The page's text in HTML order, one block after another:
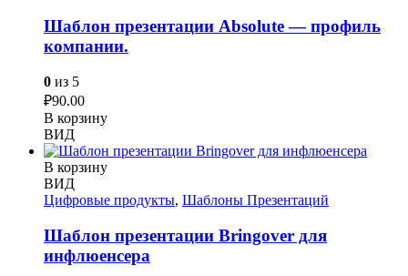
Шаблон презентации Absolute — профиль
компании.
0 из 5
₽90.00
В корзину
ВИД
В корзину
ВИД
Цифровые продукты, Шаблоны Презентаций
Шаблон презентации Bringover для
инфлюенсера